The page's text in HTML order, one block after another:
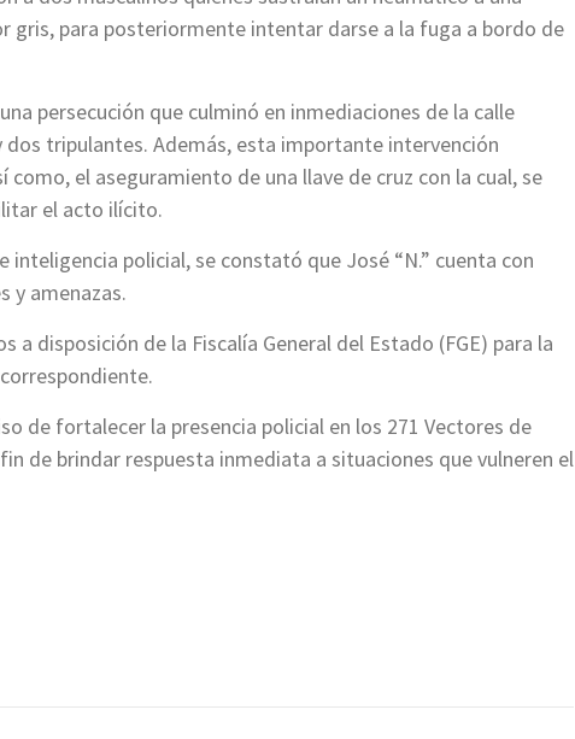
gris, para posteriormente intentar darse a la fuga a bordo de
persecución que culminó en inmediaciones de la calle
tripulantes. Además, esta importante intervención
el aseguramiento de una llave de cruz con la cual, se
el acto ilícito.
inteligencia policial, se constató que José “N.” cuenta con
y amenazas.
a disposición de la Fiscalía General del Estado (FGE) para la
de fortalecer la presencia policial en los 271 Vectores de
de brindar respuesta inmediata a situaciones que vulneren el